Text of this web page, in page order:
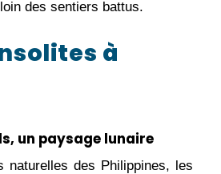
des sentiers battus.
à
un paysage lunaire
naturelles des Philippines, les